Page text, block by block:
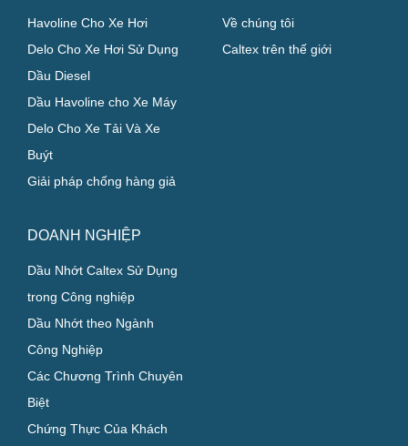
Havoline Cho Xe Hơi
Delo Cho Xe Hơi Sử Dụng
Dầu Diesel
Dầu Havoline cho Xe Máy
Delo Cho Xe Tải Và Xe
Buýt
Giải pháp chống hàng giả
DOANH NGHIỆP
Dầu Nhớt Caltex Sử Dụng
trong Công nghiệp
Dầu Nhớt theo Ngành
Công Nghiệp
Các Chương Trình Chuyên
Biệt
Chứng Thực Của Khách
Về chúng tôi
Caltex trên thế giới